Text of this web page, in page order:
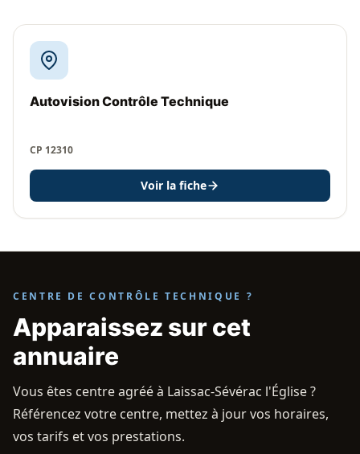
Autovision Contrôle Technique
CP 12310
Voir la fiche
CENTRE DE CONTRÔLE TECHNIQUE ?
Apparaissez sur cet
annuaire
Vous êtes centre agréé à Laissac-Sévérac l'Église ?
Référencez votre centre, mettez à jour vos horaires,
vos tarifs et vos prestations.